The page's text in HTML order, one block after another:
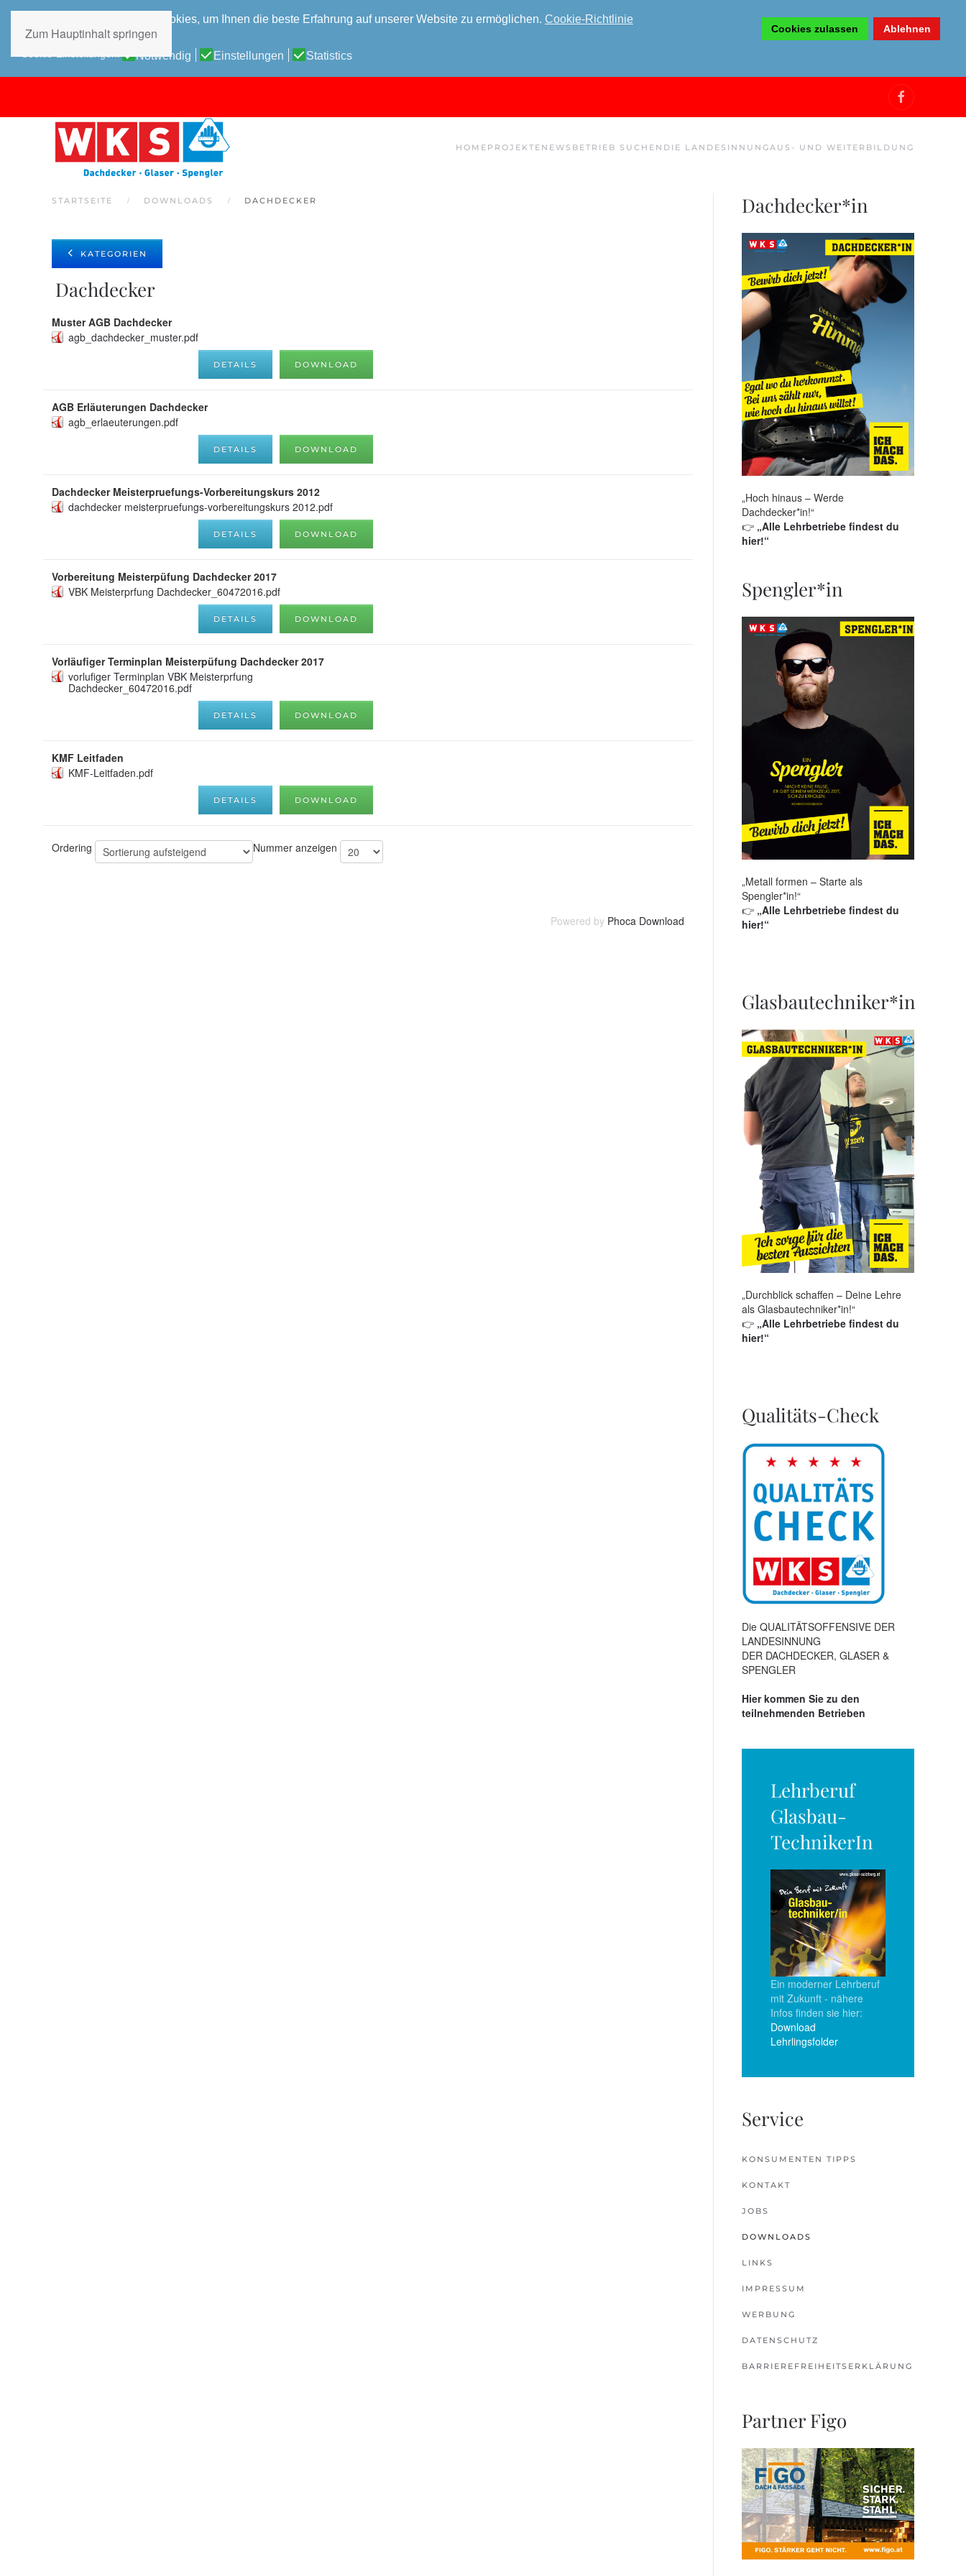
Diese Website verwendet Cookies, um Ihnen die beste Erfahrung auf unserer Website zu ermöglichen. Cookie-Richtlinie
Datenschutz-Bestimmungen
Cookies zulassen Ablehnen
Notwendig Einstellungen Statistics
Zum Hauptinhalt springen
HOME PROJEKTE NEWS BETRIEB SUCHEN DIE LANDESINNUNGAUS- UND WEITERBILDUNG
STARTSEITE DOWNLOADS DACHDECKER
KATEGORIEN
Dachdecker
Muster AGB Dachdecker
agb_dachdecker_muster.pdf
DOWNLOAD
DETAILS
AGB Erläuterungen Dachdecker
agb_erlaeuterungen.pdf
DOWNLOAD
DETAILS
Dachdecker Meisterpruefungs-Vorbereitungskurs 2012
dachdecker meisterpruefungs-vorbereitungskurs 2012.pdf
DOWNLOAD
DETAILS
Vorbereitung Meisterpüfung Dachdecker 2017
VBK Meisterprfung Dachdecker_60472016.pdf
DOWNLOAD
DETAILS
Vorläufiger Terminplan Meisterpüfung Dachdecker 2017
vorlufiger Terminplan VBK Meisterprfung
Dachdecker_60472016.pdf
DOWNLOAD
DETAILS
KMF Leitfaden
KMF-Leitfaden.pdf
DOWNLOAD
DETAILS
Ordering Nummer anzeigen
Powered by Phoca Download
Dachdecker*in
„Hoch hinaus – Werde
Dachdecker*in!“
👉 „Alle Lehrbetriebe findest du
hier!“
Spengler*in
„Metall formen – Starte als
Spengler*in!“
👉 „Alle Lehrbetriebe findest du
hier!“
Glasbautechniker*in
„Durchblick schaffen – Deine Lehre
als Glasbautechniker*in!“
👉 „Alle Lehrbetriebe findest du
hier!“
Qualitäts-Check
Die QUALITÄTSOFFENSIVE DER
LANDESINNUNG
DER DACHDECKER, GLASER &
SPENGLER
Hier kommen Sie zu den
teilnehmenden Betrieben
Lehrberuf
Glasbau-
TechnikerIn
Ein moderner Lehrberuf
mit Zukunft - nähere
Infos finden sie hier:
Download
Lehrlingsfolder
Service
KONSUMENTEN TIPPS
KONTAKT
JOBS
DOWNLOADS
LINKS
IMPRESSUM
WERBUNG
DATENSCHUTZ
BARRIEREFREIHEITSERKLÄRUNG
Partner Figo